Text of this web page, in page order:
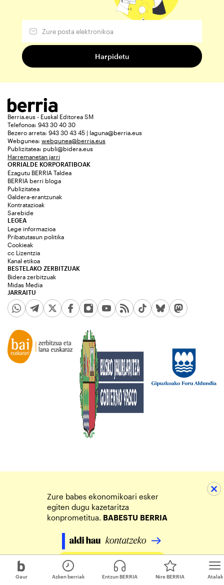
Gaur Atalak
Azken berriak Entzun BERRIA Nire BERRIA
Berria.eus - Euskal Editorea SM
Telefonoa: 943 30 40 30
Bezero arreta: 943 30 43 45 | laguna@berria.eus
Webgunea: webgunea@berria.eus
Publizitatea: publi@bidera.eus
Harremanetan jarri
ORRIALDE KORPORATIBOAK
Ezagutu BERRIA Taldea
BERRIA berri bloga
Publizitatea
Galdera-erantzunak
Kontratazioak
Sarebide
JARRAITU
LEGEA
Lege informazioa
Pribatutasun politika
Cookieak
cc Lizentzia
Kanal etikoa
BESTELAKO ZERBITZUAK
Bidera zerbitzuak
Midas Media
Zure babes ekonomikoari esker
egiten dugu kazetaritza
konprometitua. BABESTU BERRIA
Egin zure ekarpena